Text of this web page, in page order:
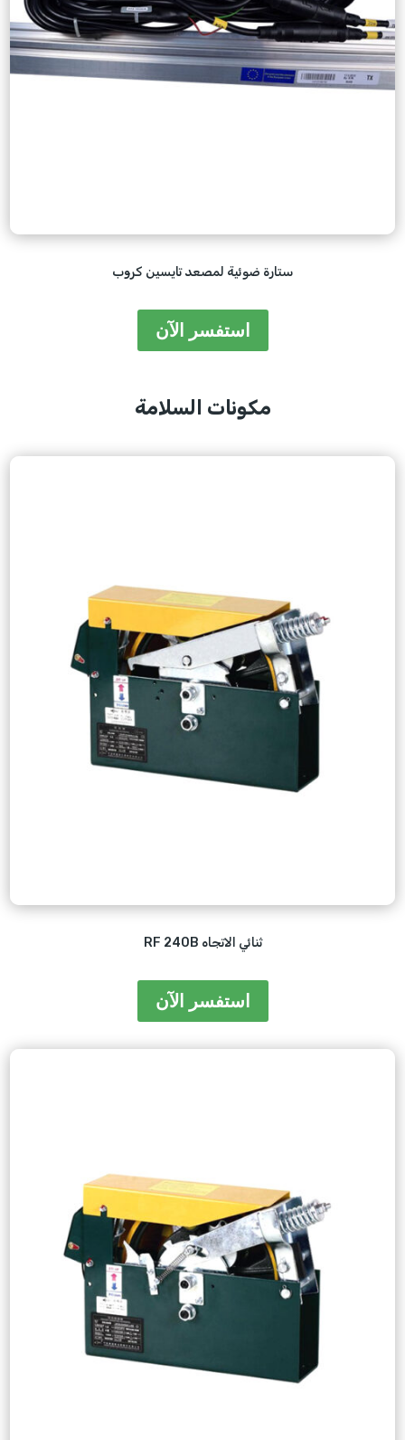
ستارة ضوئية لمصعد تايسين كروب
استفسر الآن
مكونات السلامة
RF 240B ثنائي الاتجاه
استفسر الآن